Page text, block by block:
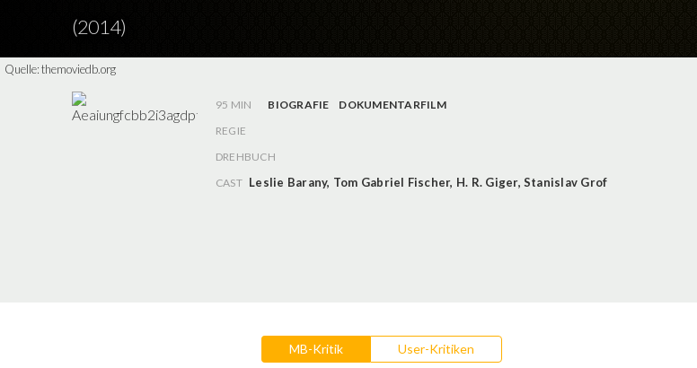
(2014)
Quelle:themoviedb.org
95 MIN BIOGRAFIE
DOKUMENTARFILM
REGIE
DREHBUCH
CAST Leslie Barany, Tom Gabriel Fischer, H. R. Giger, Stanislav Grof
MB-Kritik User-Kritiken